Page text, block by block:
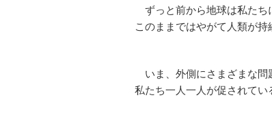
ずっと前から地球は私たち
このままではやがて人類が持
いま、外側にさまざまな問
私たち一人一人が促されてい